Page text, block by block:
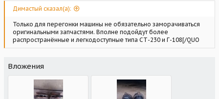
Димастый сказал(а):
Только для перегонки машины не обязательно заморачиваться
оригинальными запчастями. Вполне подойдут более
распространённые и легкодоступные типа СТ-230 и Г-108[/QUO
Вложения